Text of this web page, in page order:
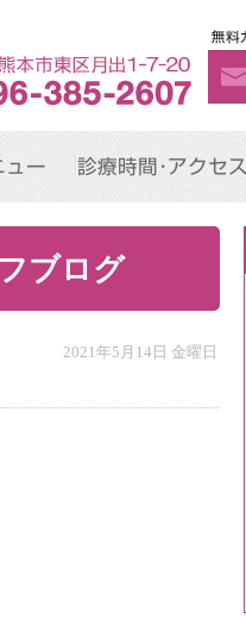
ュー 診療時間･アクセス
ブログ
2021年5月14日 金曜日